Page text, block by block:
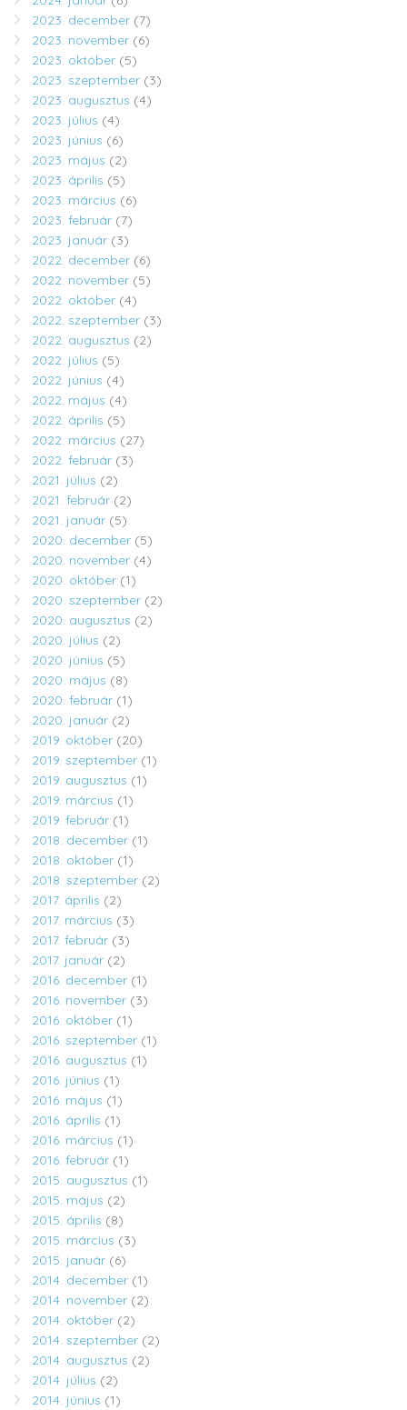
2023. december (7)
2023. november (6)
2023. október (5)
2023. szeptember (3)
2023. augusztus (4)
2023. július (4)
2023. június (6)
2023. május (2)
2023. április (5)
2023. március (6)
2023. február (7)
2023. január (3)
2022. december (6)
2022. november (5)
2022. október (4)
2022. szeptember (3)
2022. augusztus (2)
2022. július (5)
2022. június (4)
2022. május (4)
2022. április (5)
2022. március (27)
2022. február (3)
2021. július (2)
2021. február (2)
2021. január (5)
2020. december (5)
2020. november (4)
2020. október (1)
2020. szeptember (2)
2020. augusztus (2)
2020. július (2)
2020. június (5)
2020. május (8)
2020. február (1)
2020. január (2)
2019. október (20)
2019. szeptember (1)
2019. augusztus (1)
2019. március (1)
2019. február (1)
2018. december (1)
2018. október (1)
2018. szeptember (2)
2017. április (2)
2017. március (3)
2017. február (3)
2017. január (2)
2016. december (1)
2016. november (3)
2016. október (1)
2016. szeptember (1)
2016. augusztus (1)
2016. június (1)
2016. május (1)
2016. április (1)
2016. március (1)
2016. február (1)
2015. augusztus (1)
2015. május (2)
2015. április (8)
2015. március (3)
2015. január (6)
2014. december (1)
2014. november (2)
2014. október (2)
2014. szeptember (2)
2014. augusztus (2)
2014. július (2)
2014. június (1)